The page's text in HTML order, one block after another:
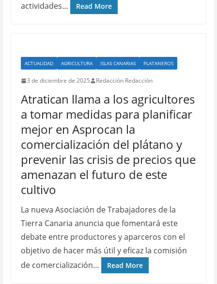
actividades…
Read More
ACTUALIDAD AGRICULTURA ISLAS CANARIAS PLATANEROS
3 de diciembre de 2025 Redacción Redacción
Atratican llama a los agricultores
a tomar medidas para planificar
mejor en Asprocan la
comercialización del plátano y
prevenir las crisis de precios que
amenazan el futuro de este
cultivo
La nueva Asociación de Trabajadores de la
Tierra Canaria anuncia que fomentará este
debate entre productores y aparceros con el
objetivo de hacer más útil y eficaz la comisión
de comercialización…
Read More